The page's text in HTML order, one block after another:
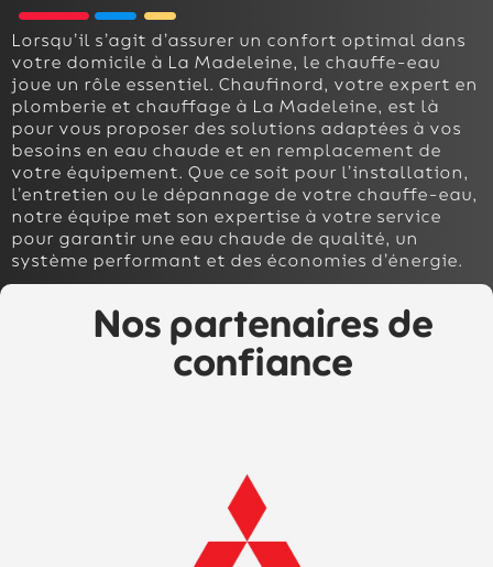
Lorsqu’il s’agit d’assurer un confort optimal dans
votre domicile à La Madeleine, le chauffe-eau
joue un rôle essentiel. Chaufinord, votre expert en
plomberie et chauffage à La Madeleine, est là
pour vous proposer des solutions adaptées à vos
besoins en eau chaude et en remplacement de
votre équipement. Que ce soit pour l’installation,
l’entretien ou le dépannage de votre chauffe-eau,
notre équipe met son expertise à votre service
pour garantir une eau chaude de qualité, un
système performant et des économies d’énergie.
Nos partenaires de
confiance